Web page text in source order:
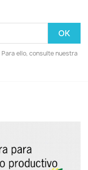
ello, consulte nuestra